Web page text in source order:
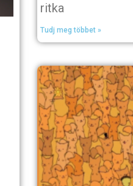
ritka
Tudj meg többet »